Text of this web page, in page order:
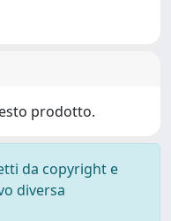
prodotto.
da copyright e
diversa